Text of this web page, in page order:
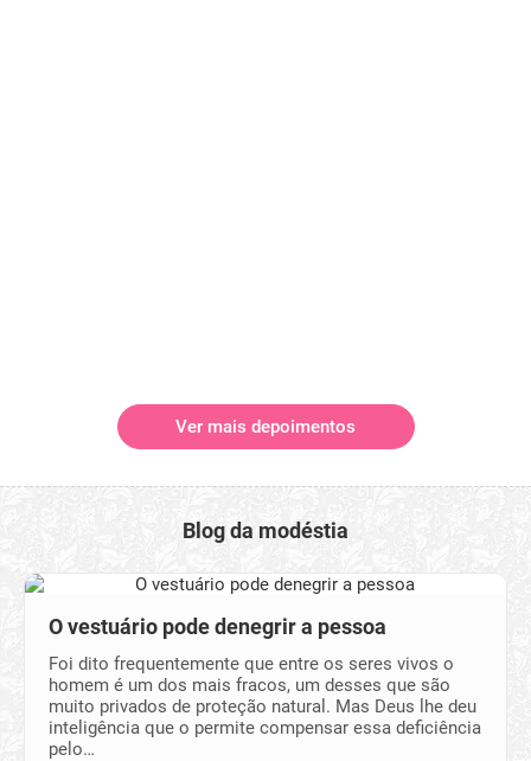
Ver mais depoimentos
Blog da modéstia
O vestuário pode denegrir a pessoa
Foi dito frequentemente que entre os seres vivos o
homem é um dos mais fracos, um desses que são
muito privados de proteção natural. Mas Deus lhe deu
inteligência que o permite compensar essa deficiência
pelo…